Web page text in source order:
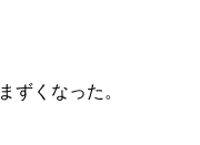
ずくなった。